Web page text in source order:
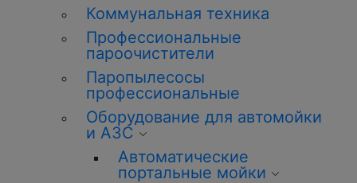
Коммунальная техника
Профессиональные
пароочистители
Паропылесосы
профессиональные
Оборудование для автомойки
и АЗС
Автоматические
портальные мойки